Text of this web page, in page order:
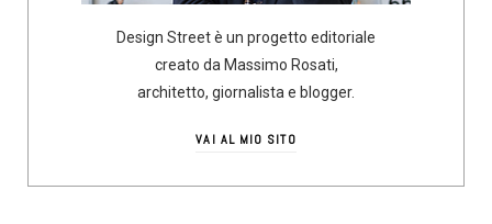
Design Street è un progetto editoriale
creato da Massimo Rosati,
architetto, giornalista e blogger.
VAI AL MIO SITO